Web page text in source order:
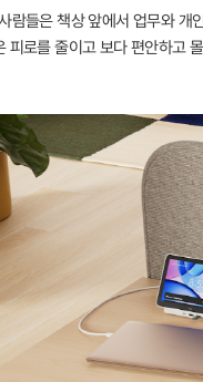
람들은 책상 앞에서 업무와
피로를 줄이고 보다 편안하고